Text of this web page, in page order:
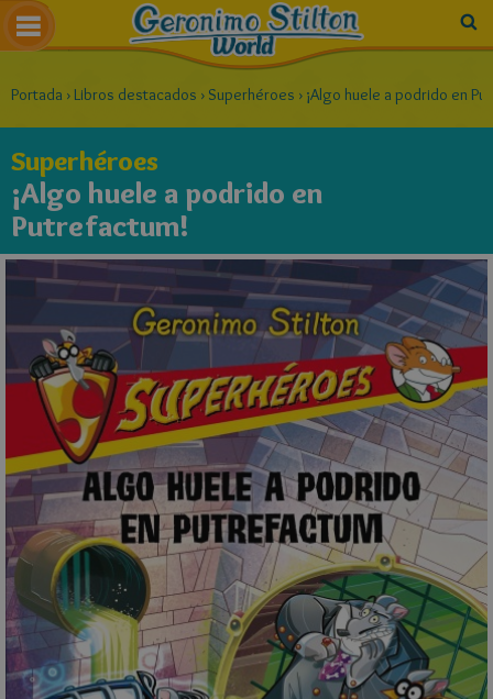
Portada › Libros destacados › Superhéroes › ¡Algo huele a podrido en
Superhéroes
¡Algo huele a podrido en
Putrefactum!